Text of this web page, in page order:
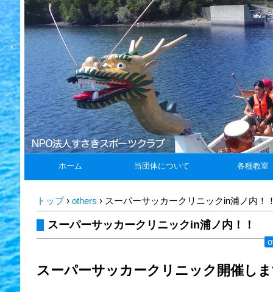
ホーム 当団体について 各種教室
トップ › others › スーパーサッカークリニックin浦ノ内！
スーパーサッカークリニックin浦ノ内！！
スーパーサッカークリニック開催し